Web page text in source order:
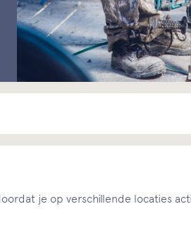
je op verschillende locaties